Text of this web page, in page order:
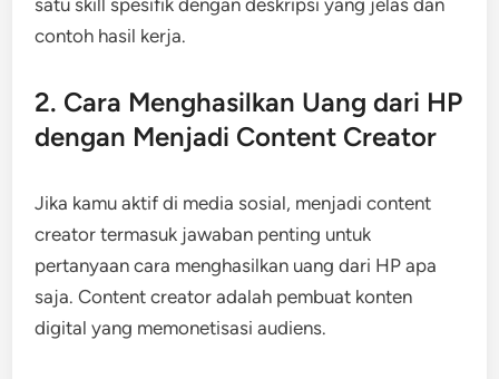
contoh hasil kerja.
2. Cara Menghasilkan Uang dari HP
dengan Menjadi Content Creator
Jika kamu aktif di media sosial, menjadi content
creator termasuk jawaban penting untuk
pertanyaan cara menghasilkan uang dari HP apa
saja. Content creator adalah pembuat konten
digital yang memonetisasi audiens.